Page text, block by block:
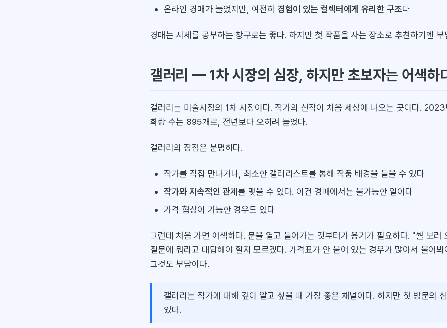
온라인 경매가 늘었지만, 여전히 경험이 있는 컬렉터에게 유리한 구조다
경매는 시세를 공부하는 창구로는 좋다. 하지만 첫 작품을 사는 장소로 추천하기엔 부
갤러리 — 1차 시장의 심장, 하지만 초보자는 어색하
갤러리는 미술시장의 1차 시장이다. 작가의 신작이 처음 세상에 나오는 곳이다. 2023
화랑 수는 895개로, 전년보다 오히려 늘었다.
갤러리의 장점은 분명하다.
작가를 직접 만나거나, 최소한 갤러리스트를 통해 작품 배경을 들을 수 있다
작가와 지속적인 관계 를 맺을 수 있다. 이건 경매에서는 불가능한 일이다
가격 협상이 가능한 경우도 있다
그런데 처음 가면 어색하다. 문을 열고 들어가는 것부터가 용기가 필요하다. "뭘 보러
질문에 뭐라고 대답해야 할지 모르겠다. 가격표가 안 붙어 있는 경우가 많아서 물어봐
그것도 부담이다.
갤러리는 작가에 대해 깊이 알고 싶을 때 가장 좋은 채널이다. 하지만 첫 방문의 심
있다.